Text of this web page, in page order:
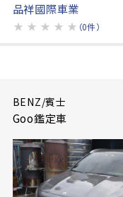
品祥國際車業
★ ★ ★ ★ ★ （0件）
BENZ/賓士
Goo鑑定車